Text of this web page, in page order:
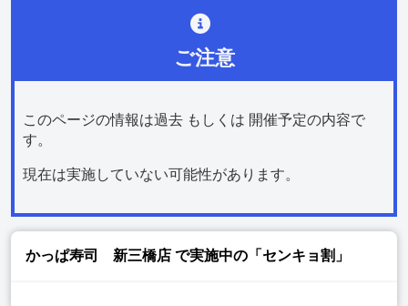
ご注意
このページの情報は過去 もしくは 開催予定の内容で
す。
現在は実施していない可能性があります。
かっぱ寿司 新三橋店 で実施中の「センキョ割」